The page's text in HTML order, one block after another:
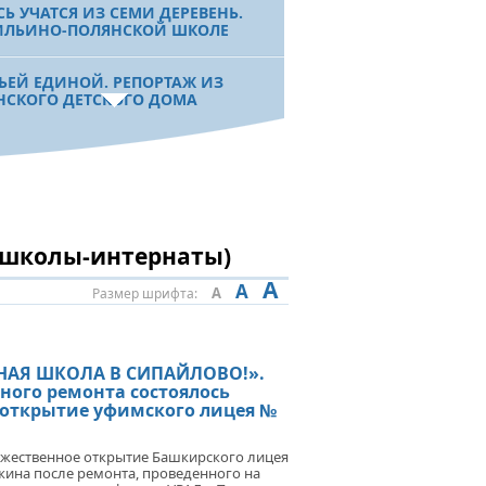
УЧАТСЯ ИЗ СЕМИ ДЕРЕВЕНЬ.
ПОЛЯНСКОЙ ШКОЛЕ
ЕДИНОЙ. РЕПОРТАЖ ИЗ
ДЕТСКОГО ДОМА
ГЕНИАЛЬНОСТИ. БГПУ
ТВОРЦА ВЫШЕ СЛОВА
ИНТЕРВЬЮ С
БИКБАЕВЫМ
И КОМФОРТА.
ЛИЦЕЙ-ИНТЕРНАТ
ОЧЕРЕДНУЮ ПОМОЩЬ
школы-интернаты)
Размер шрифта: A A A
ШКОЛА В СИПАЙЛОВО!».
ремонта состоялось
уфимского лицея №
открытие Башкирского лицея
после ремонта, проведенного на